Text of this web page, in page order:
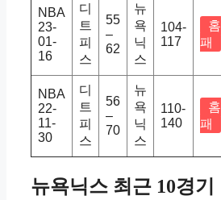
NBA
23-
01-
16
디
트
피
스
55
–
62
뉴
욕
닉
스
104-
117
홈
패
NBA
22-
11-
30
디
트
피
스
56
–
70
뉴
욕
닉
스
110-
140
홈
패
뉴욕닉스 최근 10경기